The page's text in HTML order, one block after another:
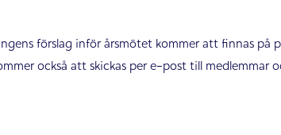
förslag inför årsmötet kommer att finnas på
också att skickas per e-post till medlemmar